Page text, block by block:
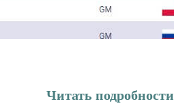
Читать подробности